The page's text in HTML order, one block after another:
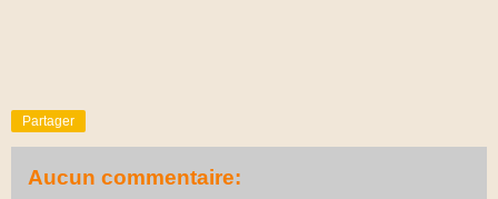
Partager
Aucun commentaire: